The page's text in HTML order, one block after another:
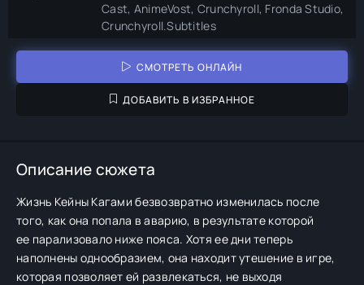
Cast, AnimeVost, Crunchyroll, Fronda Studio,
Crunchyroll.Subtitles
СМОТРЕТЬ ОНЛАЙН
ДОБАВИТЬ В ИЗБРАННОЕ
Описание сюжета
Жизнь Кейны Кагами безвозвратно изменилась после
того, как она попала в аварию, в результате которой
ее парализовало ниже пояса. Хотя ее дни теперь
наполнены однообразием, она находит утешение в игре,
которая позволяет ей развлекаться, не выходя